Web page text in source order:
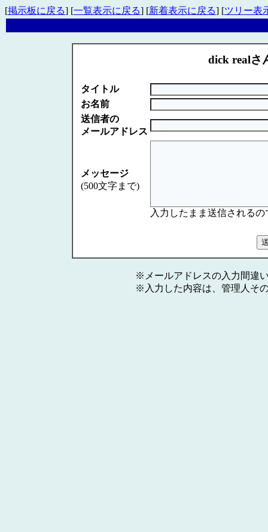
[掲示板に戻る] [一覧表示に戻る] [新着表示に戻る] [ツリー表
dick realさ
タイトル
お名前
送信者の
メールアドレス
メッセージ
(500文字まで)
入力したまま送信される
※メールアドレスの入力間違
※入力した内容は、管理人そ